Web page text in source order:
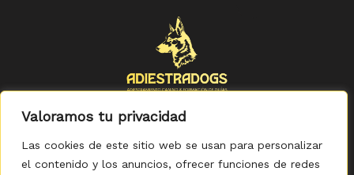
Valoramos tu privacidad
Las cookies de este sitio web se usan para personalizar
el contenido y los anuncios, ofrecer funciones de redes